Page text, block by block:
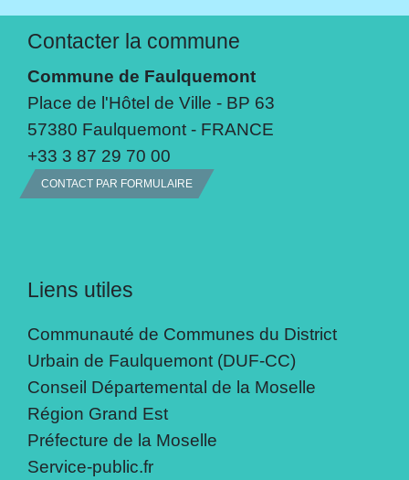
Contacter la commune
Commune de Faulquemont
Place de l'Hôtel de Ville - BP 63
57380 Faulquemont - FRANCE
+33 3 87 29 70 00
CONTACT PAR FORMULAIRE
Liens utiles
Communauté de Communes du District
Urbain de Faulquemont (DUF-CC)
Conseil Départemental de la Moselle
Région Grand Est
Préfecture de la Moselle
Service-public.fr